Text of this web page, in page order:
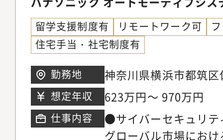
キュリティ領域のプ
て、技術と知識の専
できます。・経験と
ント職へのステップ
しての道を拓くこと
キュリティプロフェ
たを、資格取得支援
安全確保支援士など
的にバックアップし
識とリーダーシップ
長とグローバル競争
体感できます。・グ
動。(緊急時にはリー
適なソリューション
イバーセキュリティ
●具体的な仕事内容・
に関する、社内ルー
画と主催・当社にお
報ITセキュリティ、
留学支援制度有 リモートワーク可
住宅手当・社宅制度有
勤務地 神奈川県横浜市都筑
想定年収 623万円～ 970万円
仕事内容
●サイバーセキュリテ
グローバル市場にお